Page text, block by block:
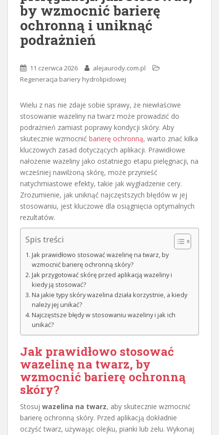
by wzmocnić barierę
ochronną i uniknąć
podrażnień
11 czerwca 2026
alejaurody.com.pl
Regeneracja bariery hydrolipidowej
Wielu z nas nie zdaje sobie sprawy, że niewłaściwe
stosowanie wazeliny na twarz może prowadzić do
podrażnień zamiast poprawy kondycji skóry. Aby
skutecznie wzmocnić barierę ochronną, warto znać kilka
kluczowych zasad dotyczących aplikacji. Prawidłowe
nałożenie wazeliny jako ostatniego etapu pielęgnacji, na
wcześniej nawilżoną skórę, może przynieść
natychmiastowe efekty, takie jak wygładzenie cery.
Zrozumienie, jak uniknąć najczęstszych błędów w jej
stosowaniu, jest kluczowe dla osiągnięcia optymalnych
rezultatów.
Spis treści
Jak prawidłowo stosować wazelinę na twarz, by
wzmocnić barierę ochronną skóry?
Jak przygotować skórę przed aplikacją wazeliny i
kiedy ją stosować?
Na jakie typy skóry wazelina działa korzystnie, a kiedy
należy jej unikać?
Najczęstsze błędy w stosowaniu wazeliny i jak ich
unikać?
Jak prawidłowo stosować
wazelinę na twarz, by
wzmocnić barierę ochronną
skóry?
Stosuj wazelina na twarz, aby skutecznie wzmocnić
barierę ochronną skóry. Przed aplikacją dokładnie
oczyść twarz, używając olejku, pianki lub żelu. Wykonaj